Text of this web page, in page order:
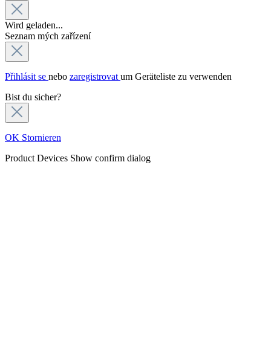
Wird geladen...
Seznam mých zařízení
Přihlásit se nebo zaregistrovat um Geräteliste zu verwenden
Bist du sicher?
OK Stornieren
Product Devices Show confirm dialog